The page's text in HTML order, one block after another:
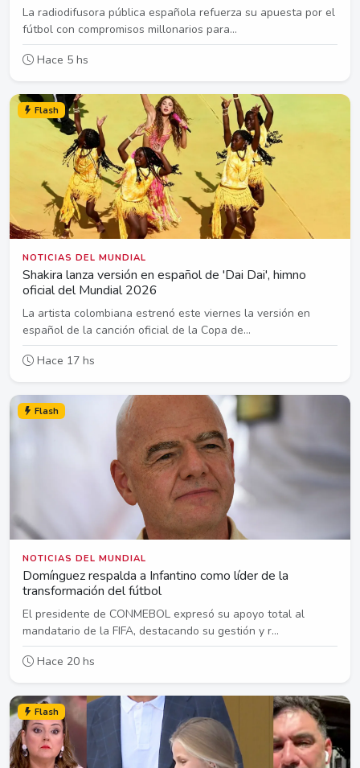
La radiodifusora pública española refuerza su apuesta por el
fútbol con compromisos millonarios para...
Hace 5 hs
Flash
NOTICIAS DEL MUNDIAL
Shakira lanza versión en español de 'Dai Dai', himno
oficial del Mundial 2026
La artista colombiana estrenó este viernes la versión en
español de la canción oficial de la Copa de...
Hace 17 hs
Flash
NOTICIAS DEL MUNDIAL
Domínguez respalda a Infantino como líder de la
transformación del fútbol
El presidente de CONMEBOL expresó su apoyo total al
mandatario de la FIFA, destacando su gestión y r...
Hace 20 hs
Flash